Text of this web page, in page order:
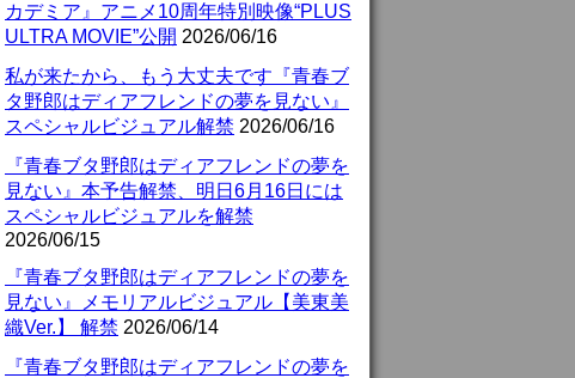
カデミア』アニメ10周年特別映像“PLUS
ULTRA MOVIE”公開 2026/06/16
私が来たから、もう大丈夫です『青春ブ
タ野郎はディアフレンドの夢を見ない』
スペシャルビジュアル解禁 2026/06/16
『青春ブタ野郎はディアフレンドの夢を
見ない』本予告解禁、明日6月16日には
スペシャルビジュアルを解禁
2026/06/15
『青春ブタ野郎はディアフレンドの夢を
見ない』メモリアルビジュアル【美東美
織Ver.】 解禁 2026/06/14
『青春ブタ野郎はディアフレンドの夢を